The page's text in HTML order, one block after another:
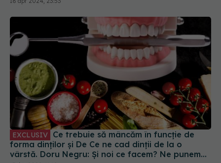
EXCLUSIV Ce trebuie să mâncăm în funcție de
forma dinților și De Ce ne cad dinții de la o
vârstă. Doru Negru: Și noi ce facem? Ne punem
dinți de fier și măsele de oțel
17 dec 2022, 11:12